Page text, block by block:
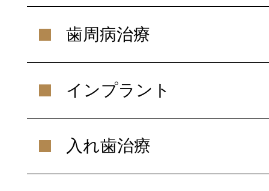
歯周病治療
インプラント
入れ歯治療